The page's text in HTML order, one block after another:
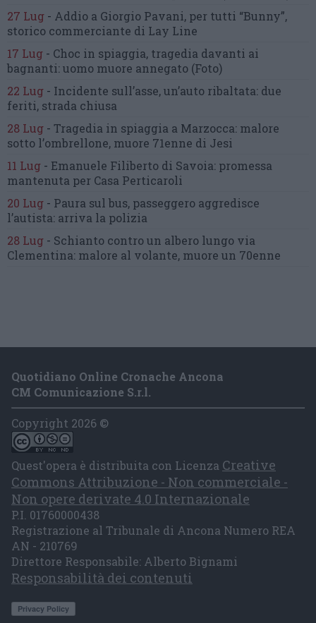
27 Lug - Addio a Giorgio Pavani, per tutti “Bunny”,
storico commerciante di Lay Line
17 Lug - Choc in spiaggia, tragedia davanti ai
bagnanti:uomo muore annegato (Foto)
22 Lug - Incidente sull’asse, un’auto ribaltata: due
feriti, strada chiusa
28 Lug - Tragedia in spiaggia a Marzocca: malore
sotto l’ombrellone, muore 71enne di Jesi
11 Lug - Emanuele Filiberto di Savoia: promessa
mantenuta per Casa Perticaroli
20 Lug - Paura sul bus, passeggero aggredisce
l’autista: arriva la polizia
28 Lug - Schianto contro un albero lungo via
Clementina: malore al volante, muore un 70enne
Quotidiano Online Cronache Ancona
CM Comunicazione S.r.l.
Copyright 2026 ©
Quest'opera è distribuita con Licenza Creative
Commons Attribuzione - Non commerciale -
Non opere derivate 4.0 Internazionale
P.I. 01760000438
Registrazione al Tribunale di Ancona Numero REA
AN - 210769
Direttore Responsabile: Alberto Bignami
Responsabilità dei contenuti